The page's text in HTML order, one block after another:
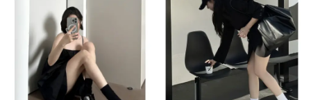
地下的蜂窝像倒置的宝塔，几层到十几层不等
马蜂窝的主要成分是木头屑，和纸差不多
马蜂和蜜蜂的饮食习惯区别